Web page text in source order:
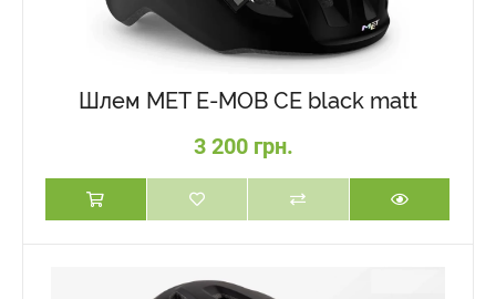
Шлем MET E-MOB CE black matt
3 200 грн.